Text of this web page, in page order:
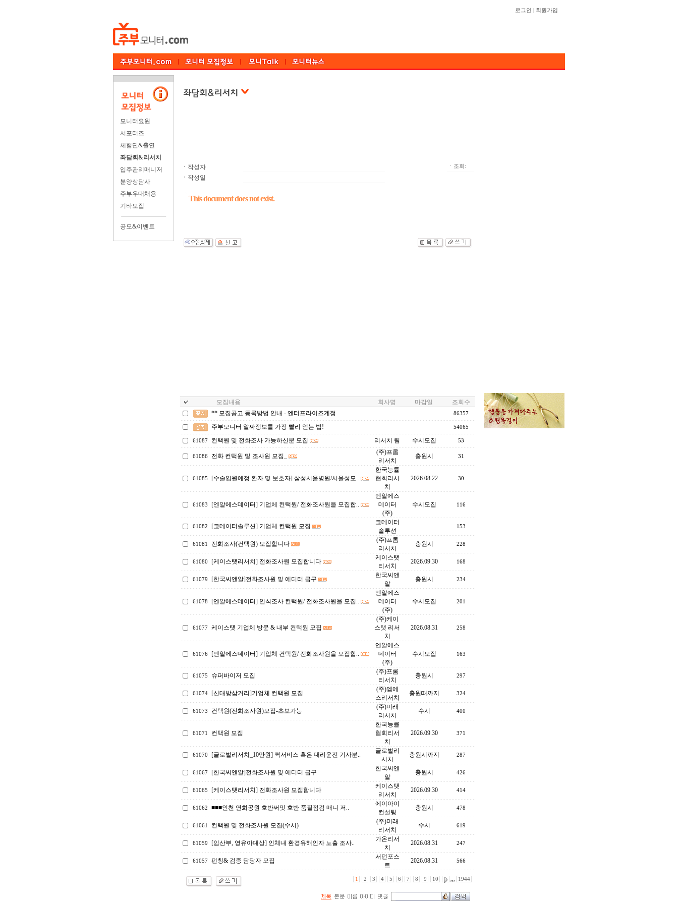
로그인 회원가입
모니터요원
서포터즈
체험단&출연
좌담회&리서치
입주관리매니저
분양상담사
주부우대채용
기타모집
공모&이벤트
ㆍ 작성자
ㆍ 작성일
ㆍ조회:
This document does not exist.
모집내용 회사명 마감일
조회수
** 모집공고 등록방법 안내 - 엔터프라이즈계정
86357
주부모니터 알짜정보를 가장 빨리 얻는 법! 54065
61087 컨택원 및 전화조사 가능하신분 모집 리서치 림 수시모집 53
61086 전화 컨택원 및 조사원 모집_
(주)프롬
리서치
충원시 31
61085 [수술입원예정 환자 및 보호자] 삼성서울병원/서울성모..
한국능률
협회리서
치
2026.08.22 30
61083 [엔알에스데이터] 기업체 컨택원/ 전화조사원을 모집합..
엔알에스
데이터
(주)
수시모집 116
61082 [코데이터솔루션] 기업체 컨택원 모집
코데이터
솔루션
153
61081 전화조사(컨택원) 모집합니다
(주)프롬
리서치
충원시 228
61080 [케이스탯리서치] 전화조사원 모집합니다
케이스탯
리서치
2026.09.30 168
61079 [한국씨앤알]전화조사원 및 에디터 급구
한국씨앤
알
충원시 234
61078 [엔알에스데이터] 인식조사 컨택원/ 전화조사원을 모집..
엔알에스
데이터
(주)
수시모집 201
61077 케이스탯 기업체 방문 & 내부 컨택원 모집
(주)케이
스탯 리서
치
2026.08.31 258
61076 [엔알에스데이터] 기업체 컨택원/ 전화조사원을 모집합..
엔알에스
데이터
(주)
수시모집 163
61075 슈퍼바이저 모집
(주)프롬
리서치
충원시 297
61074 [신대방삼거리]기업체 컨택원 모집
(주)엠에
스리서치
충원때까지 324
61073 컨택원(전화조사원)모집-초보가능
(주)미래
리서치
수시 400
61071 컨택원 모집
한국능률
협회리서
치
2026.09.30 371
61070 [글로벌리서치_10만원] 퀵서비스 혹은 대리운전 기사분..
글로벌리
서치
충원시까지 287
61067 [한국씨앤알]전화조사원 및 에디터 급구
한국씨앤
알
충원시 426
61065 [케이스탯리서치] 전화조사원 모집합니다
케이스탯
리서치
2026.09.30 414
61062 ■■■인천 연희공원 호반써밋 호반 품질점검 매니 저..
에이아이
컨설팅
충원시 478
61061 컨택원 및 전화조사원 모집(수시)
(주)미래
리서치
수시 619
61059 [임산부, 영유아대상] 인체내 환경유해인자 노출 조사..
가온리서
치
2026.08.31 247
61057 펀칭& 검증 담당자 모집
서던포스
트
2026.08.31 566
1 2 3 4 5 6 7 8 9 10 ,,, 1944